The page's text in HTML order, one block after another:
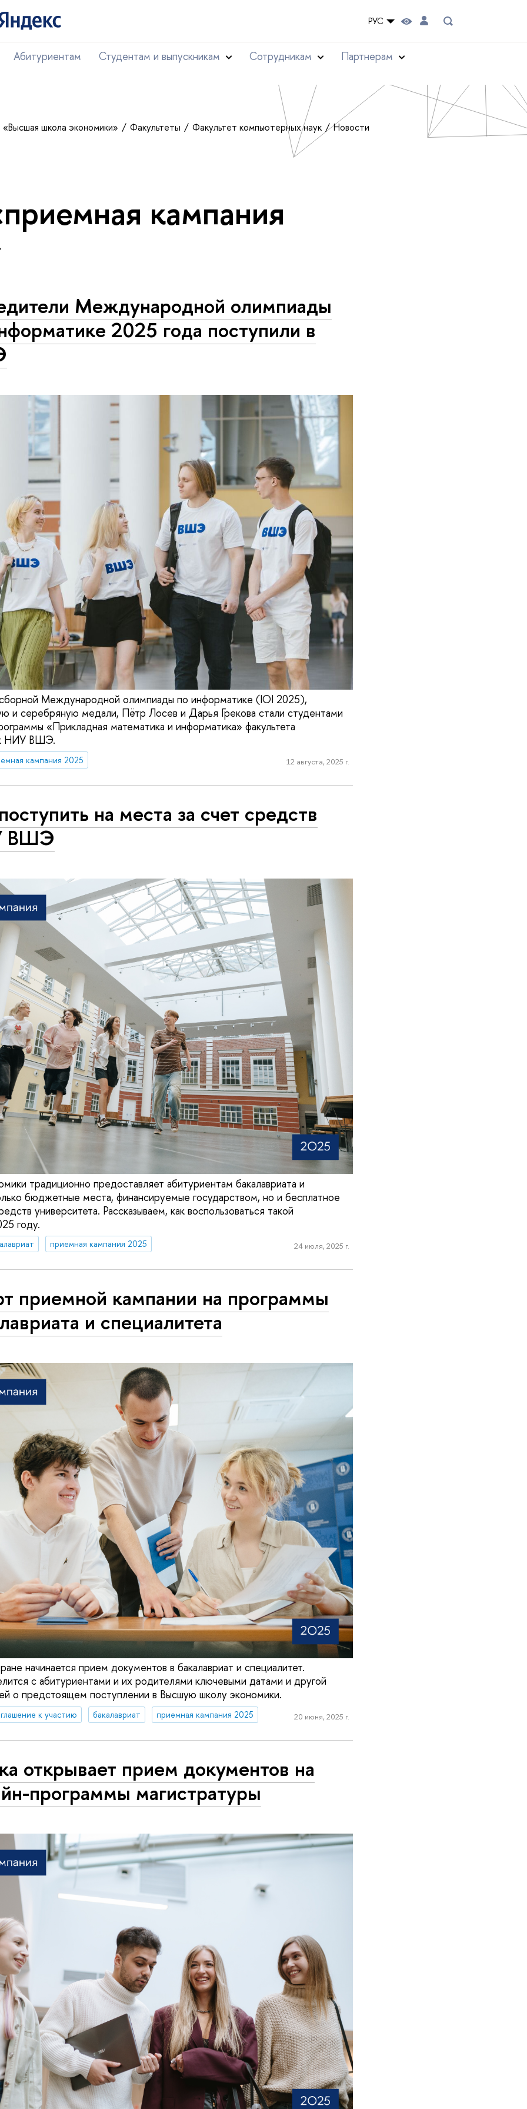
РУС
Абитуриентам Студентам и выпускникам Сотрудникам Партнерам
«Высшая школа экономики» Факультеты Факультет компьютерных наук Новости
кампания
Международной олимпиады
2025 года поступили в
Международной олимпиады по информатике (IOI 2025),
и серебряную медали, Пётр Лосев и Дарья Грекова стали студентами
«Прикладная математика и информатика» факультета
НИУ ВШЭ.
кампания 2025 12 августа, 2025 г.
на места за счет средств
ВШЭ
традиционно предоставляет абитуриентам бакалавриата и
бюджетные места, финансируемые государством, но и бесплатное
университета. Рассказываем, как воспользоваться такой
году.
приемная кампания 2025 24 июля, 2025 г.
приемной кампании на программы
и специалитета
начинается прием документов в бакалавриат и специалитет.
с абитуриентами и их родителями ключевыми датами и другой
о предстоящем поступлении в Высшую школу экономики.
к участию бакалавриат приемная кампания 2025 20 июня, 2025 г.
открывает прием документов на
программы магистратуры